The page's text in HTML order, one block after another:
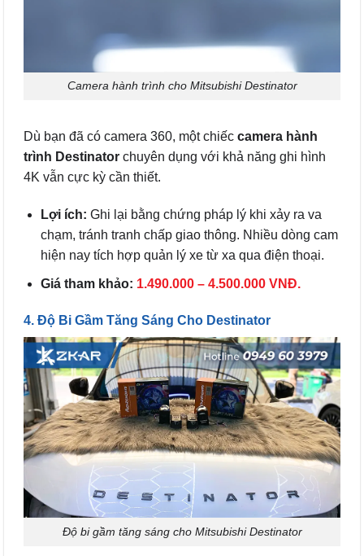
Camera hành trình cho Mitsubishi Destinator
Dù bạn đã có camera 360, một chiếc camera hành
trình Destinator chuyên dụng với khả năng ghi hình
4K vẫn cực kỳ cần thiết.
Lợi ích: Ghi lại bằng chứng pháp lý khi xảy ra va
chạm, tránh tranh chấp giao thông. Nhiều dòng cam
hiện nay tích hợp quản lý xe từ xa qua điện thoại.
Giá tham khảo: 1.490.000 – 4.500.000 VNĐ.
4. Độ Bi Gầm Tăng Sáng Cho Destinator
Độ bi gầm tăng sáng cho Mitsubishi Destinator